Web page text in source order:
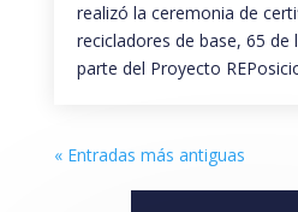
realizó la ceremonia de
recicladores de base, 65 de
parte del Proyecto
« Entradas más antiguas